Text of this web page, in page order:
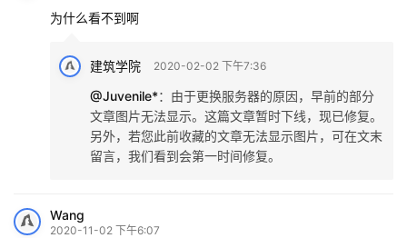
为什么看不到啊
建筑学院 2020-02-02 下午7:36
@Juvenile*： 由于更换服务器的原因，早前的部分
文章图片无法显示。这篇文章暂时下线，现已修复。
另外，若您此前收藏的文章无法显示图片，可在文末
留言，我们看到会第一时间修复。
Wang
2020-11-02 下午6:07